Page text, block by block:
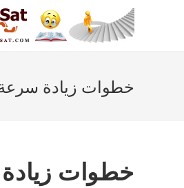
خطوات زيادة سرعة
خطوات